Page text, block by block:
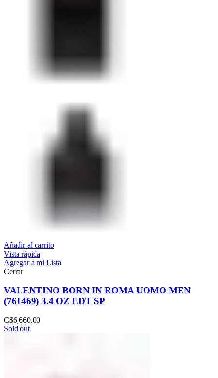
Añadir al carrito
Vista rápida
Agregar a mi Lista
Cerrar
VALENTINO BORN IN ROMA UOMO MEN
(761469) 3.4 OZ EDT SP
C$6,660.00
Sold out